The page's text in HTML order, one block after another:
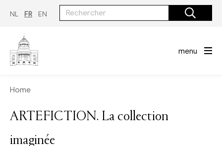
NL FR EN
menu
Home
ARTEFICTION. La collection
imaginée